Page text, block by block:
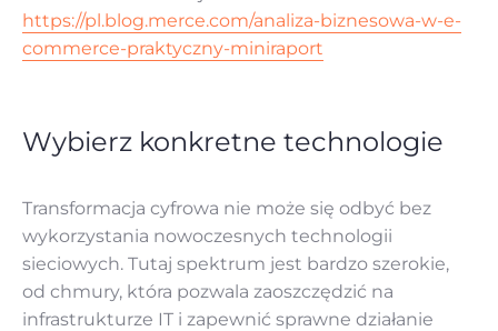
https://pl.blog.merce.com/analiza-biznesowa-w-e-
commerce-praktyczny-miniraport
Wybierz konkretne technologie
Transformacja cyfrowa nie może się odbyć bez
wykorzystania nowoczesnych technologii
sieciowych. Tutaj spektrum jest bardzo szerokie,
od chmury, która pozwala zaoszczędzić na
infrastrukturze IT i zapewnić sprawne działanie